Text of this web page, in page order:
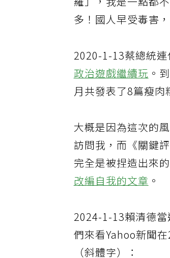
羅」，我是一點都
多！國人早受毒害
2020-1-13蔡總統
政治遊戲繼續玩 。
月共發表了8篇瘦肉
大概是因為這次的
訪問我，而《關鍵
完全是被捏造出來
改編自我的文章
2024-1-13賴清德
們來看Yahoo新聞